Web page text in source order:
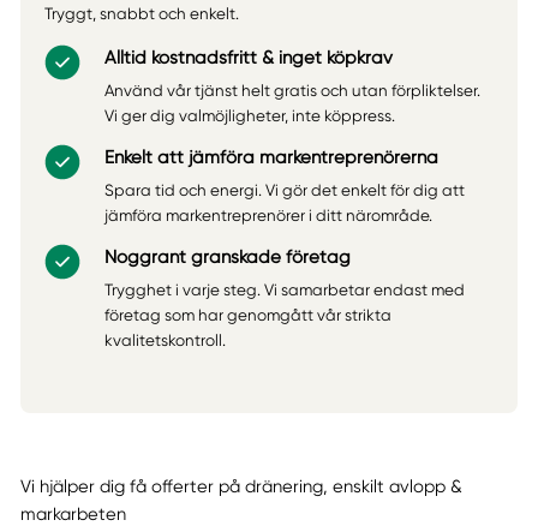
Tryggt, snabbt och enkelt.
Alltid kostnadsfritt & inget köpkrav
Använd vår tjänst helt gratis och utan förpliktelser.
Vi ger dig valmöjligheter, inte köppress.
Enkelt att jämföra markentreprenörerna
Spara tid och energi. Vi gör det enkelt för dig att
jämföra markentreprenörer i ditt närområde.
Noggrant granskade företag
Trygghet i varje steg. Vi samarbetar endast med
företag som har genomgått vår strikta
kvalitetskontroll.
Vi hjälper dig få offerter på dränering, enskilt avlopp &
markarbeten